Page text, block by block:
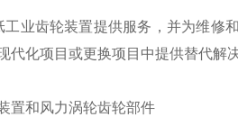
工业齿轮装置提供服务，并为维修
代化项目或更换项目中提供替代解
置和风力涡轮齿轮部件